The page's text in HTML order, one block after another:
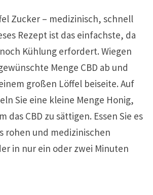
Zucker – medizinisch, schnell
Rezept ist das einfachste, da
Kühlung erfordert. Wiegen
Menge CBD ab und
großen Löffel beiseite. Auf
Sie eine kleine Menge Honig,
das CBD zu sättigen. Essen Sie es
rohen und medizinischen
in nur ein oder zwei Minuten